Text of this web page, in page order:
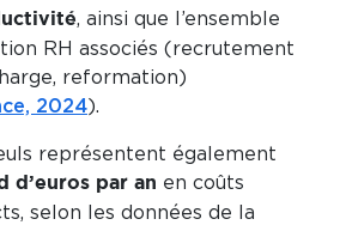
, ainsi que l’ensemble
RH associés (recrutement
reformation)
2024).
représentent également
d’euros par an en coûts
selon les données de la